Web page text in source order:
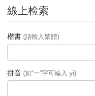
線上检索
楷書 (請輸入繁體)
拼音 (如“一”字可輸入 yi)